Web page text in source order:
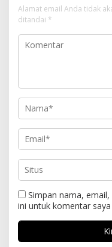
Alamat email Anda tidak
ditandai *
Simpan nama,
ini untuk komentar